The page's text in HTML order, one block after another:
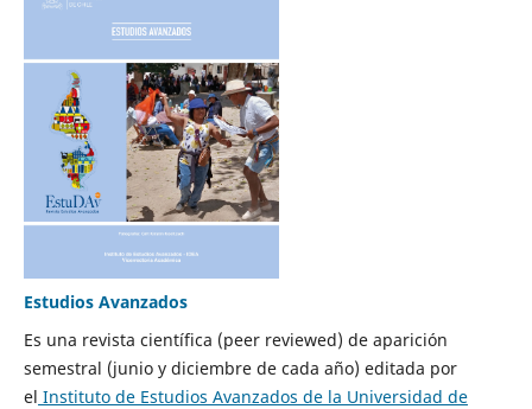
Estudios Avanzados
Es una revista científica (peer reviewed) de aparición
semestral (junio y diciembre de cada año) editada por
el Instituto de Estudios Avanzados de la Universidad de